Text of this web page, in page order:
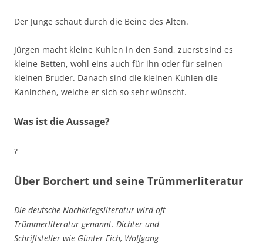
Der Junge schaut durch die Beine des Alten.
Jürgen macht kleine Kuhlen in den Sand, zuerst sind es
kleine Betten, wohl eins auch für ihn oder für seinen
kleinen Bruder. Danach sind die kleinen Kuhlen die
Kaninchen, welche er sich so sehr wünscht.
Was ist die Aussage?
?
Über Borchert und seine Trümmerliteratur
Die deutsche Nachkriegsliteratur wird oft
Trümmerliteratur genannt. Dichter und
Schriftsteller wie Günter Eich, Wolfgang